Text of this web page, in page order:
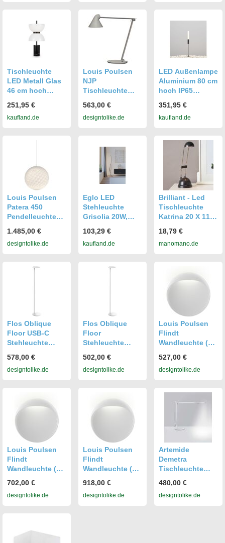
95029MT00
warmweiß
(3000K)
Tischleuchte
LED Metall Glas
46 cm hoch
(Marmor) Weiß
rund warmweiß
251,95 €
kaufland.de
Louis Poulsen
NJP
Tischleuchte
warmweiß
(2700K)) hellgrau
563,00 €
designtolike.de
LED Außenlampe
Aluminium 80 cm
hoch IP65
3000 K
warmweißes
351,95 €
kaufland.de
Louis Poulsen
Patera 450
Pendelleuchte
(3000K)) LED
warmweiß
1.485,00 €
designtolike.de
Eglo LED
Stehleuchte
Grisolia 20W,
warmweiß, weiß
103,29 €
kaufland.de
Brilliant - Led
Tischleuchte
Katrina 20 X 11,5
Verstellbar,
Warmweiß
18,79 €
manomano.de
Flos Oblique
Floor USB-C
Stehleuchte
warmweiß (3000
K)) weiß matt
578,00 €
designtolike.de
Flos Oblique
Floor
Stehleuchte
warmweiß (3000
K)) weiß matt
502,00 €
designtolike.de
Louis Poulsen
Flindt
Wandleuchte (Ø
warmweiß
(3000K)) Ø 20cm
527,00 €
designtolike.de
Louis Poulsen
Flindt
Wandleuchte (Ø
warmweiß
(3000K)) Ø 30cm
702,00 €
designtolike.de
Louis Poulsen
Flindt
Wandleuchte (Ø
warmweiß
(3000K)) Ø 40cm
918,00 €
designtolike.de
Artemide
Demetra
Tischleuchte
warmweiß (3000
K),
480,00 €
designtolike.de